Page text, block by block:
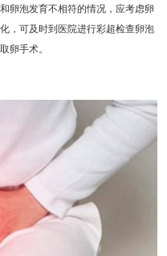
卵泡发育不相符的情况，应考虑卵
，可及时到医院进行彩超检查卵泡
卵手术。